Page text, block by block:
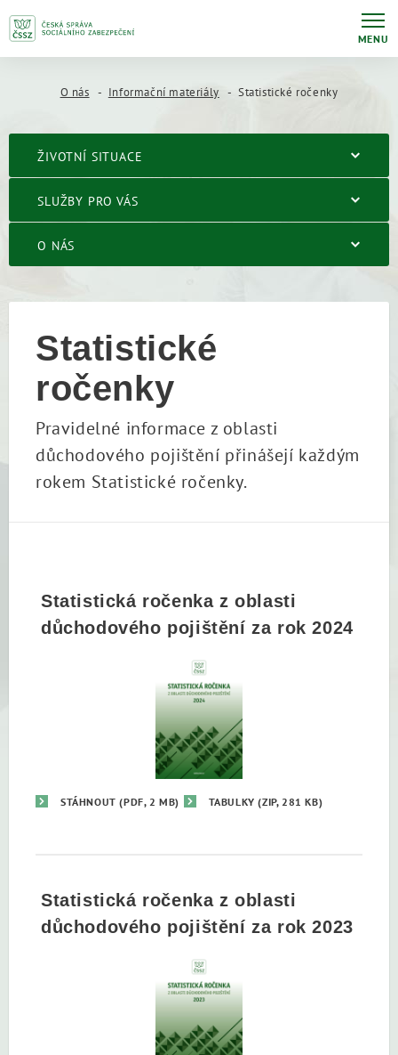
MENU
O nás Informační materiály Statistické ročenky
ŽIVOTNÍ SITUACE
SLUŽBY PRO VÁS
O NÁS
Statistické
ročenky
Pravidelné informace z oblasti
důchodového pojištění přinášejí každým
rokem Statistické ročenky.
Statistická ročenka z oblasti
důchodového pojištění za rok 2024
STÁHNOUT(PDF, 2 MB) TABULKY(ZIP, 281 KB)
Statistická ročenka z oblasti
důchodového pojištění za rok 2023